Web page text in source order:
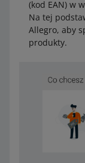
(kod EAN) w
Na tej
Allegro, aby
produkty.